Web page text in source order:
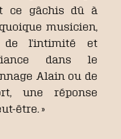
ce gâchis dû à
musicien,
l’intimité et
dans le
Alain ou de
une réponse
être. »